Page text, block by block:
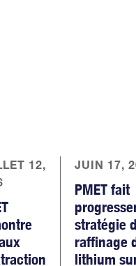
12,
JUIN 17,
PMET fait
stratégie
raffinage
lithium